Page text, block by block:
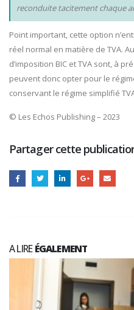
reconduite tacitement chaque
Point important, cette option
réel normal en matière de TVA.
d’imposition BIC et TVA sont, à
peuvent donc opter pour le
conservant le régime simplifié
© Les Echos Publishing – 2023
Partager cette
A LIREÉGALEMENT